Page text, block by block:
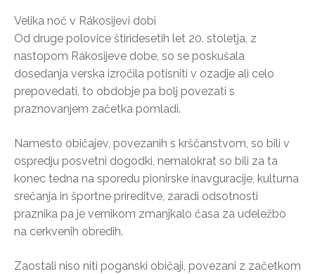
Velika noč v Rákosijevi dobi
Od druge polovice štiridesetih let 20. stoletja, z
nastopom Rákosijeve dobe, so se poskušala
dosedanja verska izročila potisniti v ozadje ali celo
prepovedati, to obdobje pa bolj povezati s
praznovanjem začetka pomladi.
Namesto običajev, povezanih s krščanstvom, so bili v
ospredju posvetni dogodki, nemalokrat so bili za ta
konec tedna na sporedu pionirske inavguracije, kulturna
srečanja in športne prireditve, zaradi odsotnosti
praznika pa je vernikom zmanjkalo časa za udeležbo
na cerkvenih obredih.
Zaostali niso niti poganski običaji, povezani z začetkom